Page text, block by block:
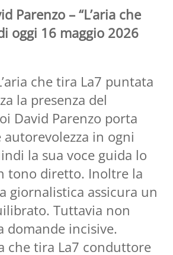
Parenzo – “L’aria che
oggi 16 maggio 2026
che tira La7 puntata
la presenza del
David Parenzo porta
autorevolezza in ogni
la sua voce guida lo
tono diretto. Inoltre la
giornalistica assicura un
Tuttavia non
domande incisive.
che tira La7 conduttore